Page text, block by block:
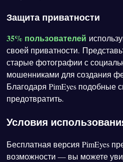
Защита приватности
35% пользователей
своей приватности.
старые фотографии с
мошенниками для создания
Благодаря PimEyes подобные
предотвратить.
Условия
Бесплатная версия PimEyes
возможности — вы можете